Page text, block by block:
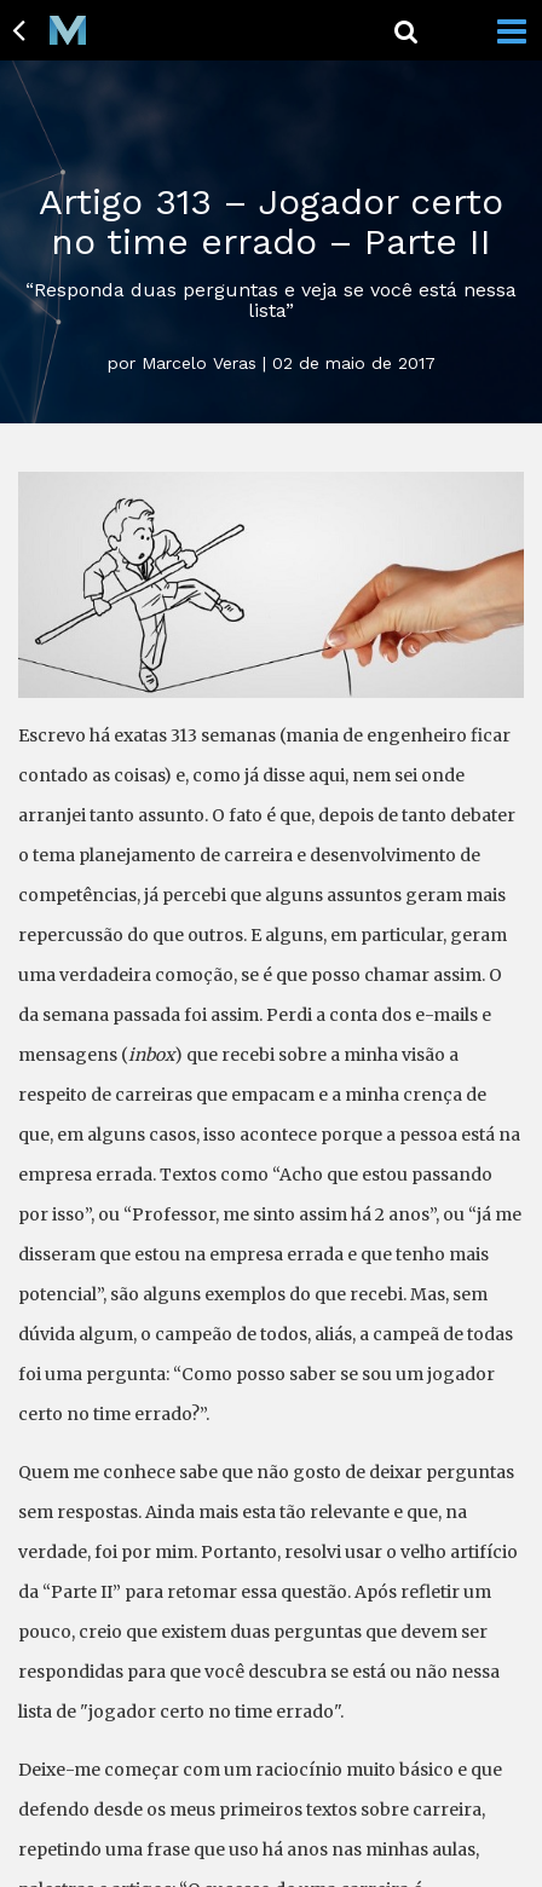
Artigo 313 – Jogador certo
no time errado – Parte II
“Responda duas perguntas e veja se você está nessa
lista”
por Marcelo Veras | 02 de maio de 2017
Escrevo há exatas 313 semanas (mania de engenheiro ficar
contado as coisas) e, como já disse aqui, nem sei onde
arranjei tanto assunto. O fato é que, depois de tanto debater
o tema planejamento de carreira e desenvolvimento de
competências, já percebi que alguns assuntos geram mais
repercussão do que outros. E alguns, em particular, geram
uma verdadeira comoção, se é que posso chamar assim. O
da semana passada foi assim. Perdi a conta dos e-mails e
mensagens (inbox) que recebi sobre a minha visão a
respeito de carreiras que empacam e a minha crença de
que, em alguns casos, isso acontece porque a pessoa está na
empresa errada. Textos como “Acho que estou passando
por isso”, ou “Professor, me sinto assim há 2 anos”, ou “já me
disseram que estou na empresa errada e que tenho mais
potencial”, são alguns exemplos do que recebi. Mas, sem
dúvida algum, o campeão de todos, aliás, a campeã de todas
foi uma pergunta: “Como posso saber se sou um jogador
certo no time errado?”.
Quem me conhece sabe que não gosto de deixar perguntas
sem respostas. Ainda mais esta tão relevante e que, na
verdade, foi por mim. Portanto, resolvi usar o velho artifício
da “Parte II” para retomar essa questão. Após refletir um
pouco, creio que existem duas perguntas que devem ser
respondidas para que você descubra se está ou não nessa
lista de "jogador certo no time errado".
Deixe-me começar com um raciocínio muito básico e que
defendo desde os meus primeiros textos sobre carreira,
repetindo uma frase que uso há anos nas minhas aulas,